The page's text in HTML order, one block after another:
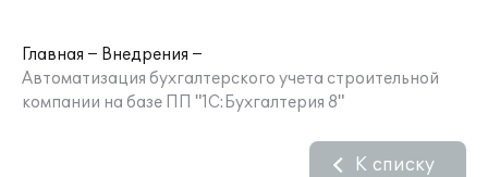
Главная
Внедрения
Автоматизация бухгалтерского учета строительной
компании на базе ПП "1С:Бухгалтерия 8"
К списку